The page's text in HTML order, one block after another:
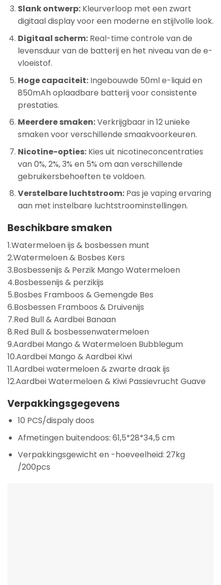
Slank ontwerp:Kleurverloop met een zwart
digitaal display voor een moderne en stijlvolle look.
Digitaal scherm:Real-time controle van de
levensduur van de batterij en het niveau van de e-
vloeistof.
Hoge capaciteit:Ingebouwde 50ml e-liquid en
850mAh oplaadbare batterij voor consistente
prestaties.
Meerdere smaken:Verkrijgbaar in 12 unieke
smaken voor verschillende smaakvoorkeuren.
Nicotine-opties:Kies uit nicotineconcentraties
van 0%, 2%, 3% en 5% om aan verschillende
gebruikersbehoeften te voldoen.
Verstelbare luchtstroom:Pas je vaping ervaring
aan met instelbare luchtstroominstellingen.
Beschikbare smaken
1.Watermeloen ijs & bosbessen munt
2.Watermeloen & Bosbes Kers
3.Bosbessenijs & Perzik Mango Watermeloen
4.Bosbessenijs & perzikijs
5.Bosbes Framboos & Gemengde Bes
6.Bosbessen Framboos & Druivenijs
7.Red Bull & Aardbei Banaan
8.Red Bull & bosbessenwatermeloen
9.Aardbei Mango & Watermeloen Bubblegum
10.Aardbei Mango & Aardbei Kiwi
11.Aardbei watermeloen & zwarte draak ijs
12.Aardbei Watermeloen & Kiwi Passievrucht Guave
Verpakkingsgegevens
10 PCS/dispaly doos
Afmetingen buitendoos: 61,5*28*34,5 cm
Verpakkingsgewicht en -hoeveelheid: 27kg
/200pcs